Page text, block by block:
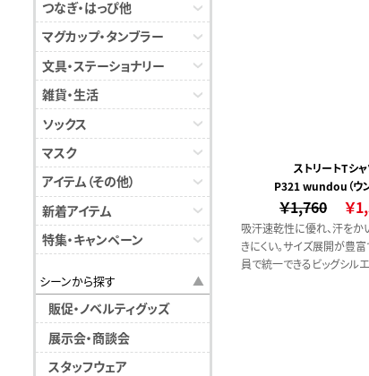
つなぎ・はっぴ他
マグカップ・タンブラー
文具・ステーショナリー
雑貨・生活
ソックス
マスク
アイテム（その他）
新着アイテム
特集・キャンペーン
シーンから探す
販促・ノベルティグッズ
展示会・商談会
スタッフウェア
ストリートTシ
P321 wundou（ウン
￥1,760 ￥
吸汗速乾性に優れ、汗をか
きにくい。サイズ展開が豊
員で統一できるビッグシル